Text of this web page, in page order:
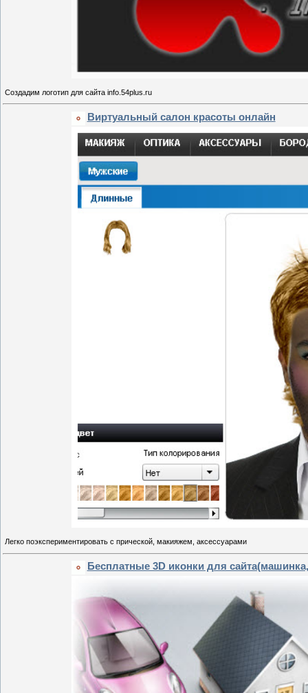
Создадим логотип для сайта info.54plus.ru
Виртуальный салон красоты онлайн
Легко поэкспериментировать с прической, макияжем, аксессуарами
Бесплатные 3D иконки для